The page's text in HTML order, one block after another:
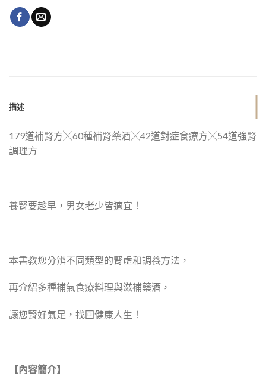
描述
179道補腎方╳60種補腎藥酒╳42道對症食療方╳54道強腎
調理方
養腎要趁早，男女老少皆適宜！
本書教您分辨不同類型的腎虛和調養方法，
再介紹多種補氣食療料理與滋補藥酒，
讓您腎好氣足，找回健康人生！
【內容簡介】